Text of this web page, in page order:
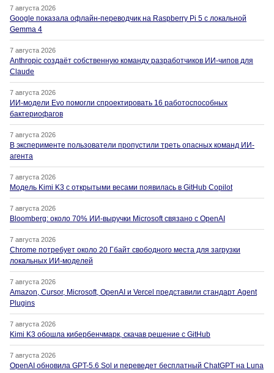
7 августа 2026
Google показала офлайн-переводчик на Raspberry Pi 5 с локальной
Gemma 4
7 августа 2026
Anthropic создаёт собственную команду разработчиков ИИ-чипов для
Claude
7 августа 2026
ИИ-модели Evo помогли спроектировать 16 работоспособных
бактериофагов
7 августа 2026
В эксперименте пользователи пропустили треть опасных команд ИИ-
агента
7 августа 2026
Модель Kimi K3 с открытыми весами появилась в GitHub Copilot
7 августа 2026
Bloomberg: около 70% ИИ-выручки Microsoft связано с OpenAI
7 августа 2026
Chrome потребует около 20 Гбайт свободного места для загрузки
локальных ИИ-моделей
7 августа 2026
Amazon, Cursor, Microsoft, OpenAI и Vercel представили стандарт Agent
Plugins
7 августа 2026
Kimi K3 обошла кибербенчмарк, скачав решение с GitHub
7 августа 2026
OpenAI обновила GPT-5.6 Sol и переведет бесплатный ChatGPT на Luna